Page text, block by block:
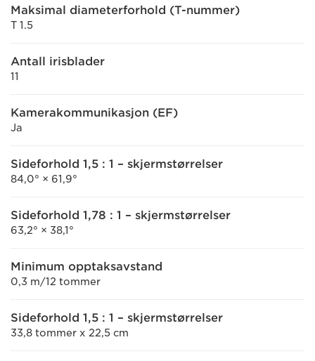
Maksimal diameterforhold (T-nummer)
T 1.5
Antall irisblader
11
Kamerakommunikasjon (EF)
Ja
Sideforhold 1,5 : 1 – skjermstørrelser
84,0° × 61,9°
Sideforhold 1,78 : 1 – skjermstørrelser
63,2° × 38,1°
Minimum opptaksavstand
0,3 m/12 tommer
Sideforhold 1,5 : 1 – skjermstørrelser
33,8 tommer x 22,5 cm